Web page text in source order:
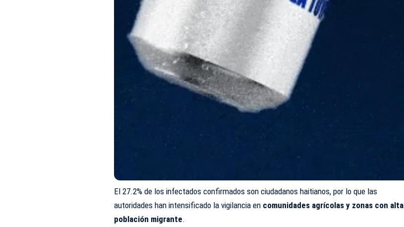
El 27.2% de los infectados confirmados son ciudadanos haitianos, por lo que las
autoridades han intensificado la vigilancia en comunidades agrícolas y zonas con alta
población migrante.